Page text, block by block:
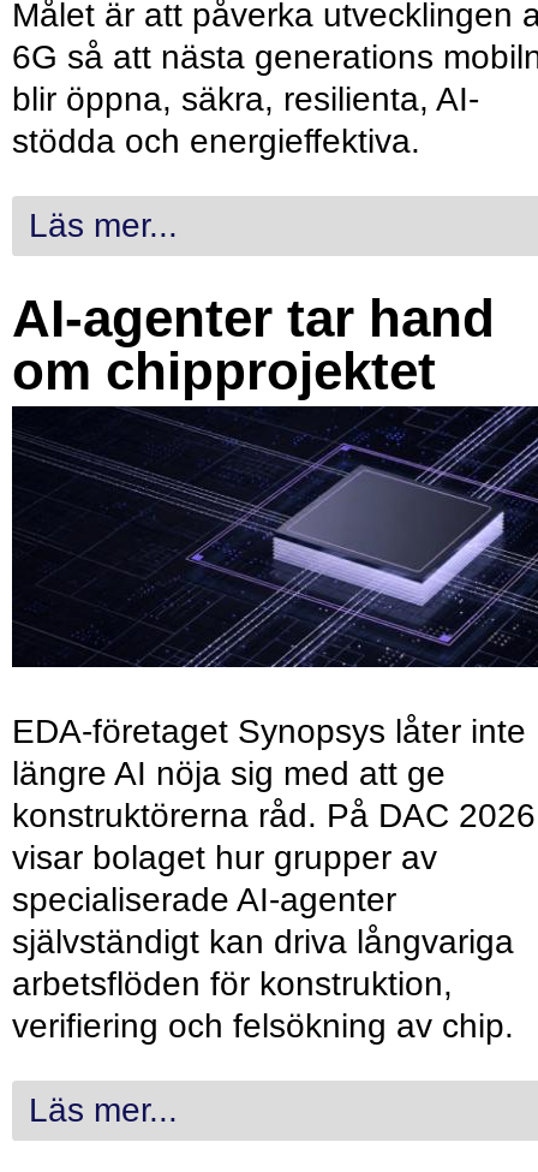
Målet är att påverka utvecklingen
6G så att nästa generations
blir öppna, säkra, resilienta, AI-
stödda och energieffektiva.
Läs mer...
AI-agenter tar hand
om chipprojektet
EDA-företaget Synopsys låter inte
längre AI nöja sig med att ge
konstruktörerna råd. På DAC 2026
visar bolaget hur grupper av
specialiserade AI-agenter
självständigt kan driva långvariga
arbetsflöden för konstruktion,
verifiering och felsökning av chip.
Läs mer...